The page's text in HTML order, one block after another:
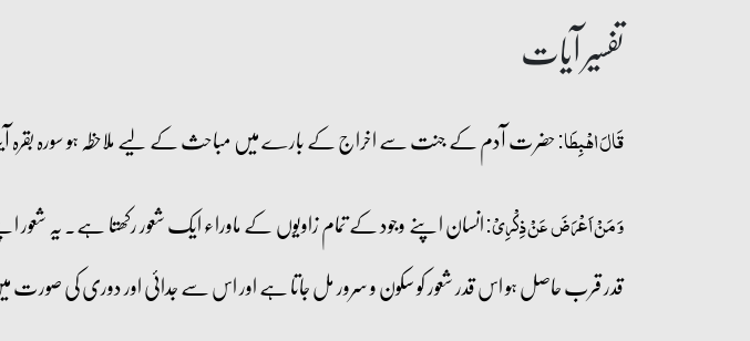
تفسیر آیات
قَالَ اہۡبِطَا:حضرت آدم کے جنت سے اخراج کے بارے میں مباحث کے لیے ملاحظہ ہو سورہ بقرہ آیت ۳۰۔ ۳۵،
وَ مَنۡ اَعۡرَضَ عَنۡ ذِکۡرِیۡ:انسان اپنے وجود کے تمام زاویوں کے ماوراء ایک شعور رکھتا ہے۔ یہ
قدر قرب حاصل ہو اس قدر شعور کو سکون و سرور مل جاتا ہے اور اس سے جدائی اور دوری کی صورت